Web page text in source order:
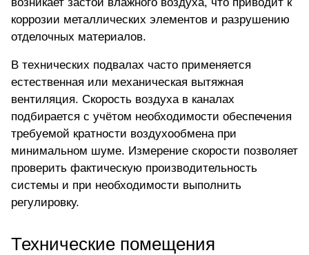
коррозии металлических элементов и разрушению
отделочных материалов.
В технических подвалах часто применяется
естественная или механическая вытяжная
вентиляция. Скорость воздуха в каналах
подбирается с учётом необходимости обеспечения
требуемой кратности воздухообмена при
минимальном шуме. Измерение скорости позволяет
проверить фактическую производительность
системы и при необходимости выполнить
регулировку.
Технические помещения